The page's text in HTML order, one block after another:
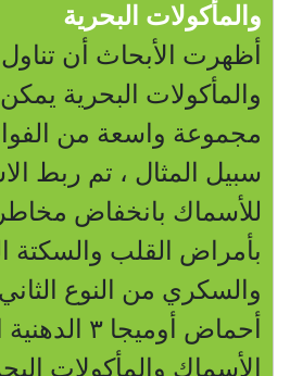
والمأكولات البحرية
أظهرت الأبحاث أن
والمأكولات البحرية
مجموعة واسعة من
سبيل المثال ، تم ربط
للأسماك بانخفاض مخاطر
بأمراض القلب والسكتة
والسكري من النوع
أحماض أوميجا ٣
الأسماك والمأكولات